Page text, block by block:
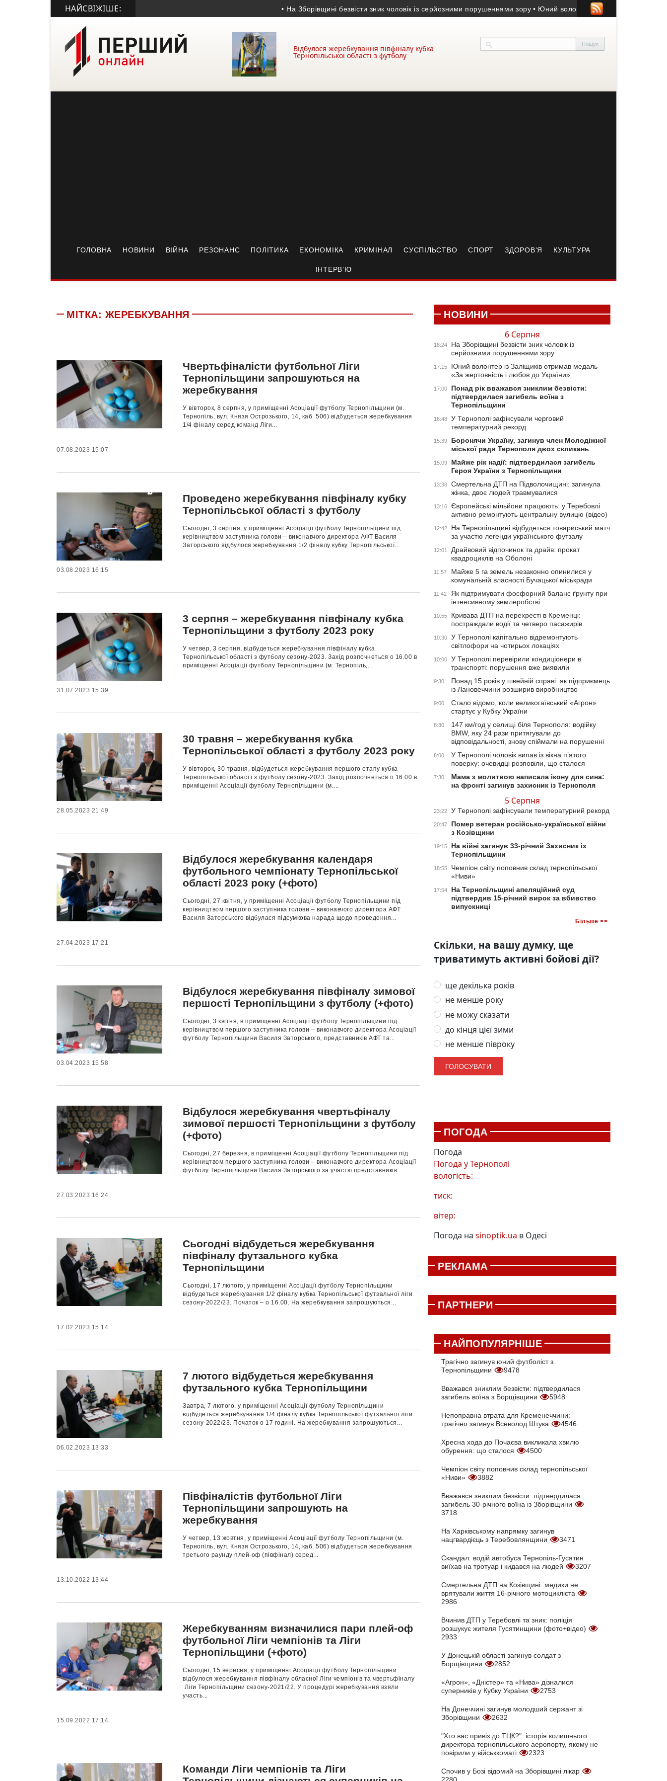
НАЙСВІЖІШЕ: • На Зборівщині безвісти зник чоловік із серйозними порушеннями зору • Юний волонтер із Заліщиків отримав
Відбулося жеребкування півфіналу кубка
Тернопільської області з футболу
ГОЛОВНА НОВИНИ ВІЙНА РЕЗОНАНС ПОЛІТИКА ЕКОНОМІКА КРИМІНАЛ СУСПІЛЬСТВО СПОРТ ЗДОРОВ’Я КУЛЬТУРА
ІНТЕРВ’Ю
МІТКА: ЖЕРЕБКУВАННЯ
Чвертьфіналісти футбольної Ліги
Тернопільщини запрошуються на
жеребкування
У вівторок, 8 серпня, у приміщенні Асоціації футболу Тернопільщини (м.
Тернопіль, вул. Князя Острозького, 14, каб. 506) відбудеться жеребкування
1/4 фіналу серед команд Ліги...
07.08.2023 15:07
Проведено жеребкування півфіналу кубку
Тернопільської області з футболу
Сьогодні, 3 серпня, у приміщенні Асоціації футболу Тернопільщини під
керівництвом заступника голови – виконавчого директора АФТ Василя
Заторського відбулося жеребкування 1/2 фіналу кубку Тернопільської...
03.08.2023 16:15
3 серпня – жеребкування півфіналу кубка
Тернопільщини з футболу 2023 року
У четвер, 3 серпня, відбудеться жеребкування півфіналу кубка
Тернопільської області з футболу сезону-2023. Захід розпочнеться о 16.00 в
приміщенні Асоціації футболу Тернопільщини (м. Тернопіль,...
31.07.2023 15:39
30 травня – жеребкування кубка
Тернопільської області з футболу 2023 року
У вівторок, 30 травня, відбудеться жеребкування першого етапу кубка
Тернопільської області з футболу сезону-2023. Захід розпочнеться о 16.00 в
приміщенні Асоціації футболу Тернопільщини (м....
28.05.2023 21:49
Відбулося жеребкування календаря
футбольного чемпіонату Тернопільської
області 2023 року (+фото)
Сьогодні, 27 квітня, у приміщенні Асоціації футболу Тернопільщини під
керівництвом першого заступника голови – виконавчого директора АФТ
Василя Заторського відбулася підсумкова нарада щодо проведення...
27.04.2023 17:21
Відбулося жеребкування півфіналу зимової
першості Тернопільщини з футболу (+фото)
Сьогодні, 3 квітня, в приміщенні Асоціації футболу Тернопільщини під
керівництвом першого заступника голови – виконавчого директора Асоціації
футболу Тернопільщини Василя Заторського, представників АФТ та...
03.04.2023 15:58
Відбулося жеребкування чвертьфіналу
зимової першості Тернопільщини з футболу
(+фото)
Сьогодні, 27 березня, в приміщенні Асоціації футболу Тернопільщини під
керівництвом першого заступника голови – виконавчого директора Асоціації
футболу Тернопільщини Василя Заторського за участю представників...
27.03.2023 16:24
Сьогодні відбудеться жеребкування
півфіналу футзального кубка
Тернопільщини
Сьогодні, 17 лютого, у приміщенні Асоціації футболу Тернопільщини
відбудеться жеребкування 1/2 фіналу кубка Тернопільської футзальної ліги
сезону-2022/23. Початок – о 16.00. На жеребкування запрошуються...
17.02.2023 15:14
7 лютого відбудеться жеребкування
футзального кубка Тернопільщини
Завтра, 7 лютого, у приміщенні Асоціації футболу Тернопільщини
відбудеться жеребкування 1/4 фіналу кубка Тернопільської футзальної ліги
сезону-2022/23. Початок о 17 годині. На жеребкування запрошуються...
06.02.2023 13:33
Півфіналістів футбольної Ліги
Тернопільщини запрошують на
жеребкування
У четвер, 13 жовтня, у приміщенні Асоціації футболу Тернопільщини (м.
Тернопіль, вул. Князя Острозького, 14, каб. 506) відбудеться жеребкування
третього раунду плей-оф (півфінал) серед...
13.10.2022 13:44
Жеребкуванням визначилися пари плей-оф
футбольної Ліги чемпіонів та Ліги
Тернопільщини (+фото)
Сьогодні, 15 вересня, у приміщенні Асоціації футболу Тернопільщини
відбулося жеребкування півфіналу обласної Ліги чемпіонів та чвертьфіналу
Ліги Тернопільщини сезону-2021/22. У процедурі жеребкування взяли
участь...
15.09.2022 17:14
Команди Ліги чемпіонів та Ліги
НОВИНИ
6 Серпня
18:24
На Зборівщині безвісти зник чоловік із
серйозними порушеннями зору
17:15
Юний волонтер із Заліщиків отримав медаль
«За жертовність і любов до України»
17:00
Понад рік вважався зниклим безвісти:
підтвердилася загибель воїна з
Тернопільщини
16:48
У Тернополі зафіксували черговий
температурний рекорд
15:39
Боронячи Україну, загинув член Молодіжної
міської ради Тернополя двох скликань
15:09
Майже рік надії: підтвердилася загибель
Героя України з Тернопільщини
13:38
Смертельна ДТП на Підволочищині: загинула
жінка, двоє людей травмувалися
13:16
Європейські мільйони працюють: у Теребовлі
активно ремонтують центральну вулицю (відео)
12:42
На Тернопільщині відбудеться товариський матч
за участю легенди українського футзалу
12:01
Драйвовий відпочинок та драйв: прокат
квадроциклів на Оболоні
11:57
Майже 5 га земель незаконно опинилися у
комунальній власності Бучацької міськради
11:42
Як підтримувати фосфорний баланс ґрунту при
інтенсивному землеробстві
10:55
Кривава ДТП на перехресті в Кременці:
постраждали водії та четверо пасажирів
10:30
У Тернополі капітально відремонтують
світлофори на чотирьох локаціях
10:00
У Тернополі перевірили кондиціонери в
транспорті: порушення вже виявили
9:30
Понад 15 років у швейній справі: як підприємець
із Лановеччини розширив виробництво
9:00
Стало відомо, коли великогаївський «Агрон»
стартує у Кубку України
8:30
147 км/год у селищі біля Тернополя: водійку
BMW, яку 24 рази притягували до
відповідальності, знову спіймали на порушенні
8:00
У Тернополі чоловік випав із вікна п’ятого
поверху: очевидці розповіли, що сталося
7:30
Мама з молитвою написала ікону для сина:
на фронті загинув захисник із Тернополя
5 Серпня
23:22 У Тернополі зафіксували температурний рекорд
20:47
Помер ветеран російсько-української війни
з Козівщини
19:15
На війні загинув 33-річний Захисник із
Тернопільщини
18:55
Чемпіон світу поповнив склад тернопільської
«Ниви»
17:54
На Тернопільщині апеляційний суд
підтвердив 15-річний вирок за вбивство
випускниці
Більше >>
Скільки, на вашу думку, ще
триватимуть активні бойові дії?
ще декілька років
не менше року
не можу сказати
до кінця цієї зими
не менше півроку
ПОГОДА
Погода
Погода уТернополі
вологість:
тиск:
вітер:
Погода на sinoptik.ua в Одесі
РЕКЛАМА
ПАРТНЕРИ
НАЙПОПУЛЯРНІШЕ
Трагічно загинув юний футболіст з
Тернопільщини
9478
Вважався зниклим безвісти: підтвердилася
загибель воїна з Борщівщини
5948
Непоправна втрата для Кременеччини:
трагічно загинув Всеволод Штука
4546
Хресна хода до Почаєва викликала хвилю
обурення: що сталося
4500
Чемпіон світу поповнив склад тернопільської
«Ниви»
3882
Вважався зниклим безвісти: підтвердилася
загибель 30-річного воїна із Зборівщини
3718
На Харківському напрямку загинув
нацгвардієць з Теребовлянщини
3471
Скандал: водій автобуса Тернопіль-Гусятин
виїхав на тротуар і кидався на людей
3207
Смертельна ДТП на Козівщині: медики не
врятували життя 16-річного мотоцикліста
2986
Вчинив ДТП у Теребовлі та зник: поліція
розшукує жителя Гусятинщини (фото+відео)
2933
У Донецькій області загинув солдат з
Борщівщини
2852
«Агрон», «Дністер» та «Нива» дізналися
суперників у Кубку України
2753
На Донеччині загинув молодший сержант зі
Зборівщини
2632
"Хто вас привіз до ТЦК?": історія колишнього
директора тернопільського аеропорту, якому не
повірили у військкоматі
2323
Спочив у Бозі відомий на Зборівщині лікар